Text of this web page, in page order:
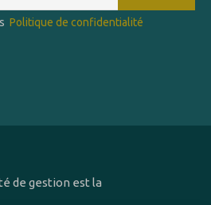
Politique de confidentialité
de gestion est la